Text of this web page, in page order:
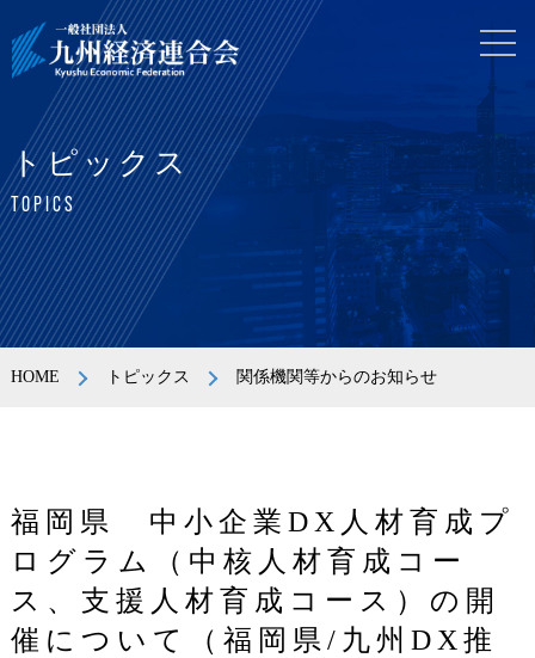
トピックス
TOPICS
HOME トピックス 関係機関等からのお知らせ
福岡県 中小企業DX人材育成プ
ログラム（中核人材育成コー
ス、支援人材育成コース）の開
催について（福岡県/九州DX推